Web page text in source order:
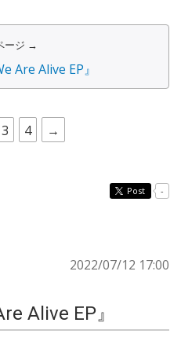
ージ →
Are Alive EP』
3 4 →
Post -
2022/07/12 17:00
Alive EP』